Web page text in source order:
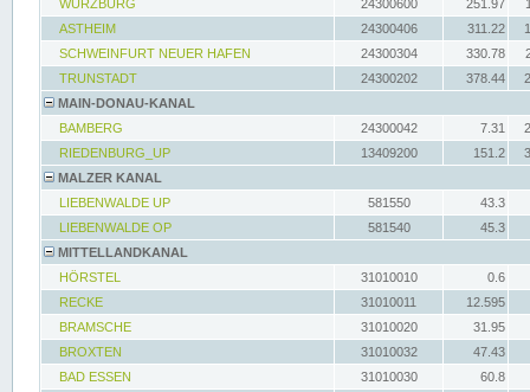
WÜRZBURG 24300600 251.97
ASTHEIM
24300406 311.22
SCHWEINFURT NEUER HAFEN
24300304 330.78
TRUNSTADT
24300202 378.44
MAIN-DONAU-KANAL
BAMBERG
24300042 7.31
RIEDENBURG_UP
13409200 151.2
MALZER KANAL
LIEBENWALDE UP
581550
43.3
LIEBENWALDE OP
581540
45.3
MITTELLANDKANAL
HÖRSTEL
31010010
0.6
RECKE
31010011
12.595
BRAMSCHE
31010020
31.95
BROXTEN
31010032
47.43
BAD ESSEN
31010030
60.8